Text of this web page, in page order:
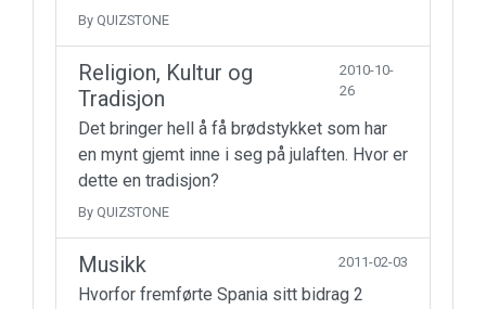
By QUIZSTONE
Religion, Kultur og
Tradisjon
2010-10-
26
Det bringer hell å få brødstykket som har
en mynt gjemt inne i seg på julaften. Hvor er
dette en tradisjon?
By QUIZSTONE
Musikk 2011-02-03
Hvorfor fremførte Spania sitt bidrag 2